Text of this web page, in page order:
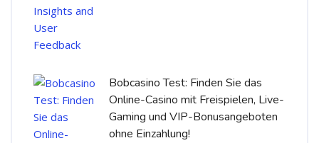
Bobcasino Test: Finden Sie das
Online-Casino mit Freispielen, Live-
Gaming und VIP-Bonusangeboten
ohne Einzahlung!